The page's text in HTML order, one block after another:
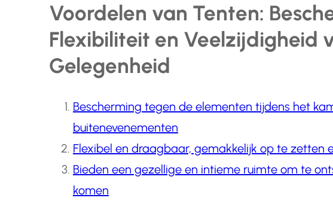
Voordelen van Tenten:
Flexibiliteit en Veelzijdigheid
Gelegenheid
Bescherming tegen de elementen tijdens het
buitenevenementen
Flexibel en draagbaar, gemakkelijk op te zetten
Bieden een gezellige en intieme ruimte om te
komen